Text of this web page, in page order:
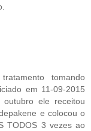
tomando
em 11-09-2015
ele receitou
e colocou o
TODOS 3 vezes ao